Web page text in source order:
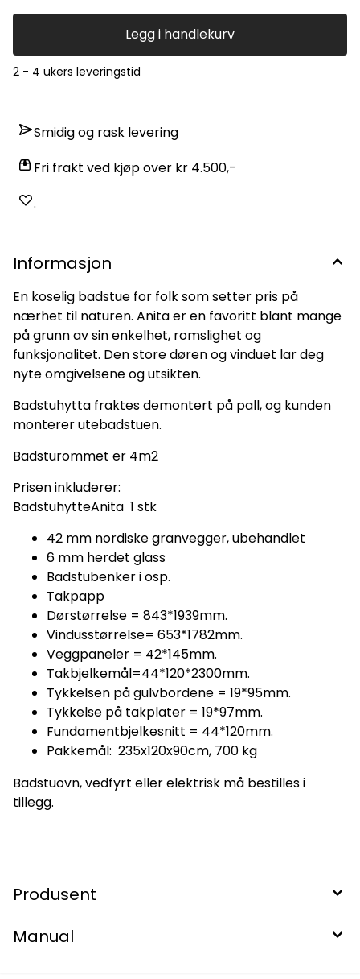
Tykkelsen på gulvbordene = 19*95mm. Tykkelse på takplater
Pakkemål: 235x120x90cm, 700 kg Badstuovn, vedfyrt eller
elektrisk må bestilles i tillegg.
Legg i handlekurv
2 - 4 ukers leveringstid
Smidig og rask levering
Fri frakt ved kjøp over kr 4.500,-
.
Informasjon
En koselig badstue for folk som setter pris på
nærhet til naturen. Anita er en favoritt blant mange
på grunn av sin enkelhet, romslighet og
funksjonalitet. Den store døren og vinduet lar deg
nyte omgivelsene og utsikten.
Badstuhytta fraktes demontert på pall, og kunden
monterer utebadstuen.
Badsturommet er 4m2
Prisen inkluderer:
BadstuhytteAnita 1 stk
42 mm nordiske granvegger, ubehandlet
6 mm herdet glass
Badstubenker i osp.
Takpapp
Dørstørrelse = 843*1939mm.
Vindusstørrelse= 653*1782mm.
Veggpaneler = 42*145mm.
Takbjelkemål=44*120*2300mm.
Tykkelsen på gulvbordene = 19*95mm.
Tykkelse på takplater = 19*97mm.
Fundamentbjelkesnitt = 44*120mm.
Pakkemål: 235x120x90cm, 700 kg
Badstuovn, vedfyrt eller elektrisk må bestilles i
tillegg.
Produsent
Manual